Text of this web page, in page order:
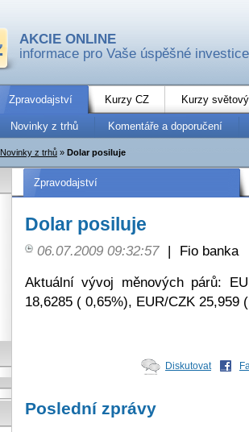
AKCIE ONLINE
informace pro Vaše úspěšné investice
Zpravodajství Kurzy CZ Kurzy
Novinky z trhů Komentáře a doporučení
Novinky z trhů » Dolar posiluje
Zpravodajství
Dolar posiluje
06.07.2009 09:32:57 |
Fio banka
Aktuální vývoj měnových párů:
18,6285 ( 0,65%), EUR/CZK 25,959
Diskutovat
Poslední zprávy